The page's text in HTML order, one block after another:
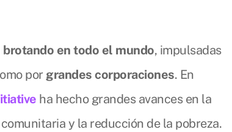
brotando en todo el mundo, impulsadas
por grandes corporaciones. En
ha hecho grandes avances en la
y la reducción de la pobreza.